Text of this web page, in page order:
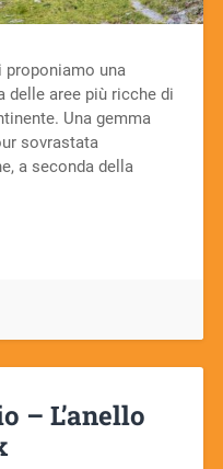
proponiamo una
delle aree più ricche di
Una gemma
sovrastata
a seconda della
– L’anello